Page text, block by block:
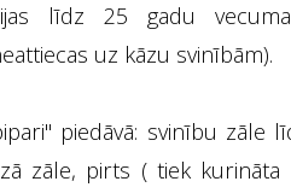
līdz 25 gadu
uz kāzu svinībām).
piedāvā: svinību zāle
zāle, pirts ( tiek kurināta